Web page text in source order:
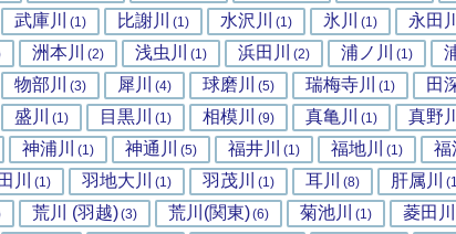
武庫川 (1) 比謝川 (1) 水沢川 (1) 氷川 (1) 永田川
洲本川 (2) 浅虫川 (1) 浜田川 (2) 浦ノ川 (1)
物部川 (3) 犀川 (4) 球磨川 (5) 瑞梅寺川 (1) 田
盛川 (1) 目黒川 (1) 相模川 (9) 真亀川 (1) 真野川
神浦川 (1) 神通川 (5) 福井川 (1) 福地川 (1) 福
川 (1) 羽地大川 (1) 羽茂川 (1) 耳川 (8) 肝属川
荒川 (羽越)(3) 荒川(関東)(6) 菊池川 (1) 菱田川